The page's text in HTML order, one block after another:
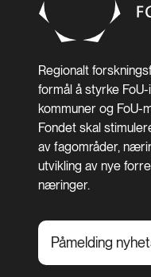
Regionalt
formål å styrke
kommuner og FoU-
Fondet skal
av fagområder,
utvikling av nye
næringer.
Påmelding